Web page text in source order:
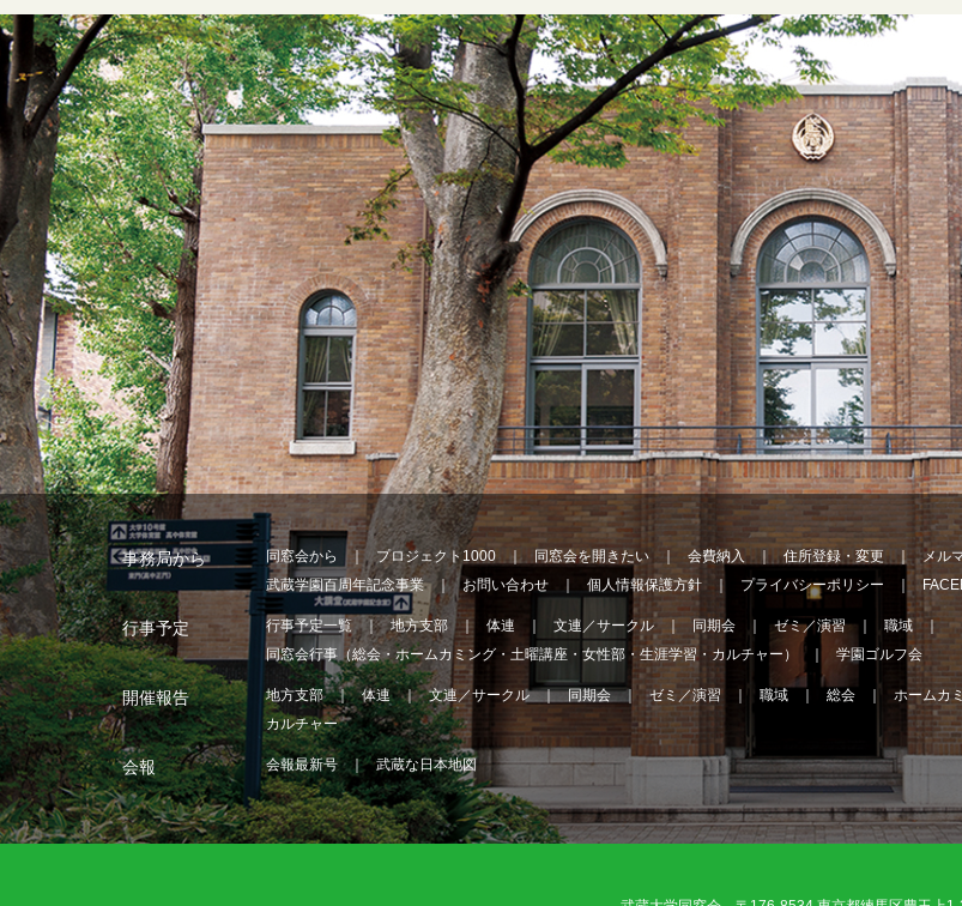
事務局から 同窓会から プロジェクト1000 同窓会を開きたい 会費納入 住所登録・変更 メル
武蔵学園百周年記念事業
お問い合わせ 個人情報保護方針 プライバシーポリシー
行事予定 行事予定一覧 地方支部 体連 文連／サークル 同期会 ゼミ／演習
職域
同窓会行事（総会・ホームカミング・土曜講座・女性部・生涯学習・カルチャー）
学園ゴルフ会
開催報告 地方支部 体連 文連／サークル 同期会 ゼミ／演習 職域 総会 ホームカ
カルチャー
会報 会報最新号 武蔵な日本地図